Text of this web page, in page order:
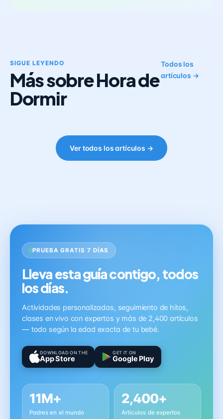
SIGUE LEYENDO
Más sobre Hora de
Dormir
Todos los
artículos →
Ver todos los artículos →
PRUEBA GRATIS 7 DÍAS
Lleva esta guía contigo, todos
los días.
Actividades personalizadas, seguimiento de hitos,
clases en vivo con expertos y más de 2,400 artículos
— todo según la edad exacta de tu bebé.
DOWNLOAD ON THE
App Store
GET IT ON
Google Play
11M+
Padres en el mundo
2,400+
Artículos de expertos